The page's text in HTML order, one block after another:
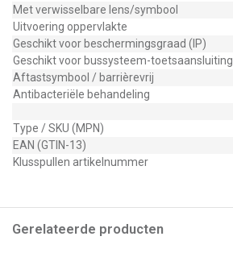
Met verwisselbare lens/symbool
Uitvoering oppervlakte
Geschikt voor beschermingsgraad (IP)
Geschikt voor bussysteem-toetsaansluiting
Aftastsymbool / barrièrevrij
Antibacteriële behandeling
Type / SKU (MPN)
EAN (GTIN-13)
Klusspullen artikelnummer
Gerelateerde producten